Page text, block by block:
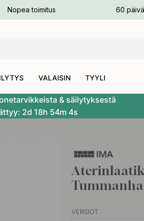
Nopea toimitus 60
VALAISIN TYYLI
& säilytyksestä
2d 18h 54m 3s
VERSIOT